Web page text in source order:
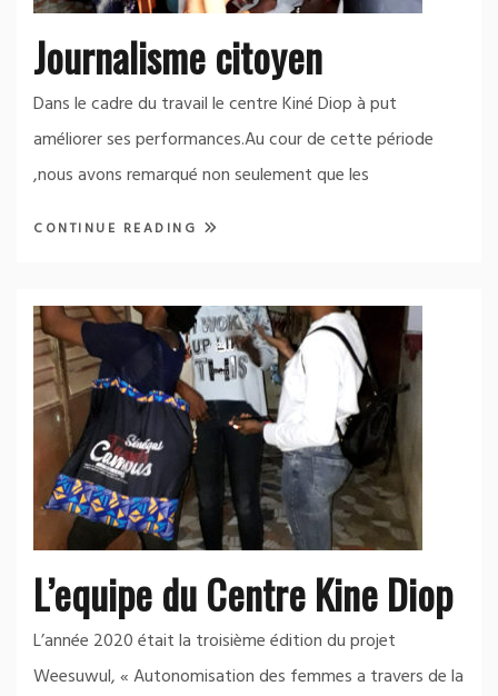
Journalisme citoyen
Dans le cadre du travail le centre Kiné Diop à put
améliorer ses performances.Au cour de cette période
,nous avons remarqué non seulement que les
CONTINUE READING
L’equipe du Centre Kine Diop
L’année 2020 était la troisième édition du projet
Weesuwul, « Autonomisation des femmes a travers de la